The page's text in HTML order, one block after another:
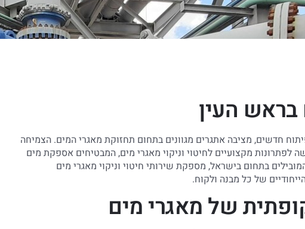
בראש העין
חדשים, מציבה אתגרים מגוונים בתחום תחזוקת מאגרי המים. הצמיחה
מקצועיים לחיטוי וניקוי מאגרי מים, המבטיחים אספקת מים
בתחום בישראל, מספקת שירותי חיטוי וניקוי מאגרי מים
של כל מבנה ולקוח.
של מאגרי מים